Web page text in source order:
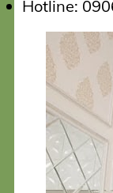
Hotline: